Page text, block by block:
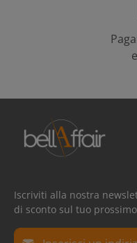
Iscriviti alla nostra
di sconto sul tuo
Indirizzo e-mail*